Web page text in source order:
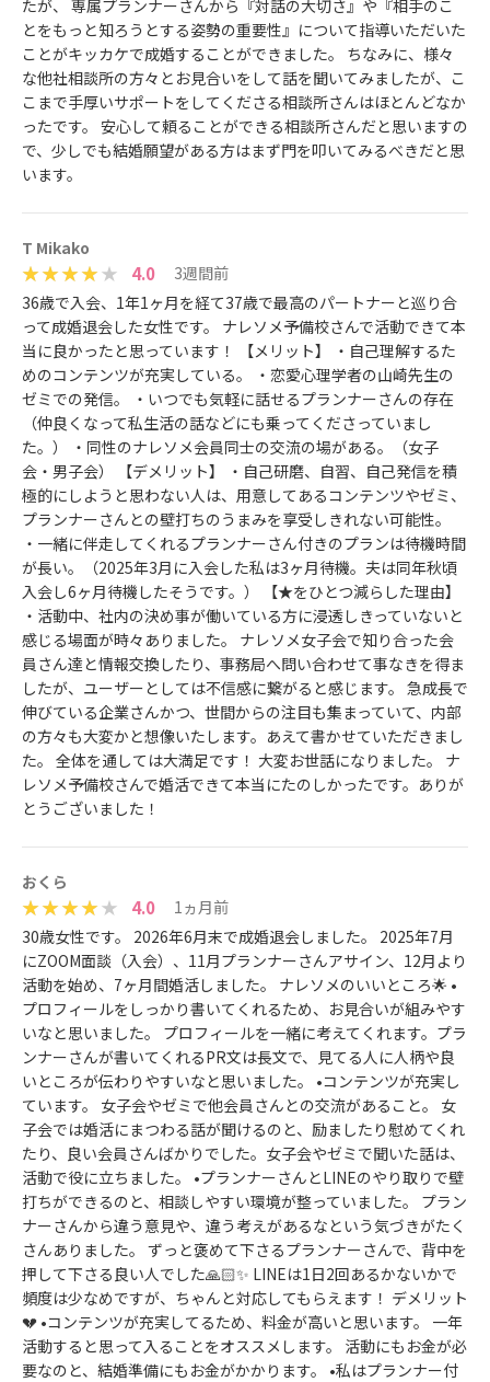
たが、 専属プランナーさんから『対話の大切さ』や『相手のこ
とをもっと知ろうとする姿勢の重要性』について指導いただいた
ことがキッカケで成婚することができました。 ちなみに、様々
な他社相談所の方々とお見合いをして話を聞いてみましたが、こ
こまで手厚いサポートをしてくださる相談所さんはほとんどなか
ったです。 安心して頼ることができる相談所さんだと思いますの
で、少しでも結婚願望がある方はまず門を叩いてみるべきだと思
います。
T Mikako
4.0
3週間前
36歳で入会、1年1ヶ月を経て37歳で最高のパートナーと巡り合
って成婚退会した女性です。 ナレソメ予備校さんで活動できて本
当に良かったと思っています！ 【メリット】 ・自己理解するた
めのコンテンツが充実している。 ・恋愛心理学者の山崎先生の
ゼミでの発信。 ・いつでも気軽に話せるプランナーさんの存在
（仲良くなって私生活の話などにも乗ってくださっていまし
た。） ・同性のナレソメ会員同士の交流の場がある。（女子
会・男子会） 【デメリット】 ・自己研磨、自習、自己発信を積
極的にしようと思わない人は、用意してあるコンテンツやゼミ、
プランナーさんとの壁打ちのうまみを享受しきれない可能性。
・一緒に伴走してくれるプランナーさん付きのプランは待機時間
が長い。（2025年3月に入会した私は3ヶ月待機。夫は同年秋頃
入会し6ヶ月待機したそうです。） 【★をひとつ減らした理由】
・活動中、社内の決め事が働いている方に浸透しきっていないと
感じる場面が時々ありました。 ナレソメ女子会で知り合った会
員さん達と情報交換したり、事務局へ問い合わせて事なきを得ま
したが、ユーザーとしては不信感に繋がると感じます。 急成長で
伸びている企業さんかつ、世間からの注目も集まっていて、内部
の方々も大変かと想像いたします。あえて書かせていただきまし
た。 全体を通しては大満足です！ 大変お世話になりました。 ナ
レソメ予備校さんで婚活できて本当にたのしかったです。ありが
とうございました！
おくら
4.0
1ヵ月前
30歳女性です。 2026年6月末で成婚退会しました。 2025年7月
にZOOM面談（入会）、11月プランナーさんアサイン、12月より
活動を始め、7ヶ月間婚活しました。 ナレソメのいいところ🌟 •
プロフィールをしっかり書いてくれるため、お見合いが組みやす
いなと思いました。 プロフィールを一緒に考えてくれます。プラ
ンナーさんが書いてくれるPR文は長文で、見てる人に人柄や良
いところが伝わりやすいなと思いました。 •コンテンツが充実し
ています。 女子会やゼミで他会員さんとの交流があること。 女
子会では婚活にまつわる話が聞けるのと、励ましたり慰めてくれ
たり、良い会員さんばかりでした。女子会やゼミで聞いた話は、
活動で役に立ちました。 •プランナーさんとLINEのやり取りで壁
打ちができるのと、相談しやすい環境が整っていました。 プラン
ナーさんから違う意見や、違う考えがあるなという気づきがたく
さんありました。 ずっと褒めて下さるプランナーさんで、背中を
押して下さる良い人でした🙏🏻✨ LINEは1日2回あるかないかで
頻度は少なめですが、ちゃんと対応してもらえます！ デメリット
💔 •コンテンツが充実してるため、料金が高いと思います。 一年
活動すると思って入ることをオススメします。 活動にもお金が必
要なのと、結婚準備にもお金がかかります。 •私はプランナー付